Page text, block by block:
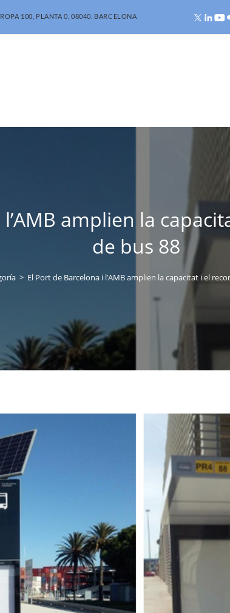
100, PLANTA 0, 08040. BARCELONA
amplien la
de bus 88
> El Port de Barcelona i l’AMB amplien la capacitat i el